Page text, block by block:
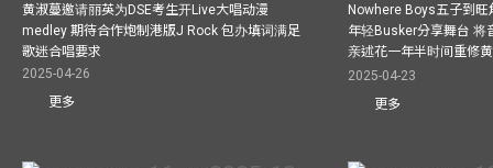
黄淑蔓邀请丽英为DSE考生开Live大唱动漫
medley 期待合作炮制港版J Rock 包办填词满足
歌迷合唱要求
2025-04-26
更多
Nowhere Boys五子到
年轻Busker分享舞台 将
亲述花一年半时间重修
2025-04-23
更多